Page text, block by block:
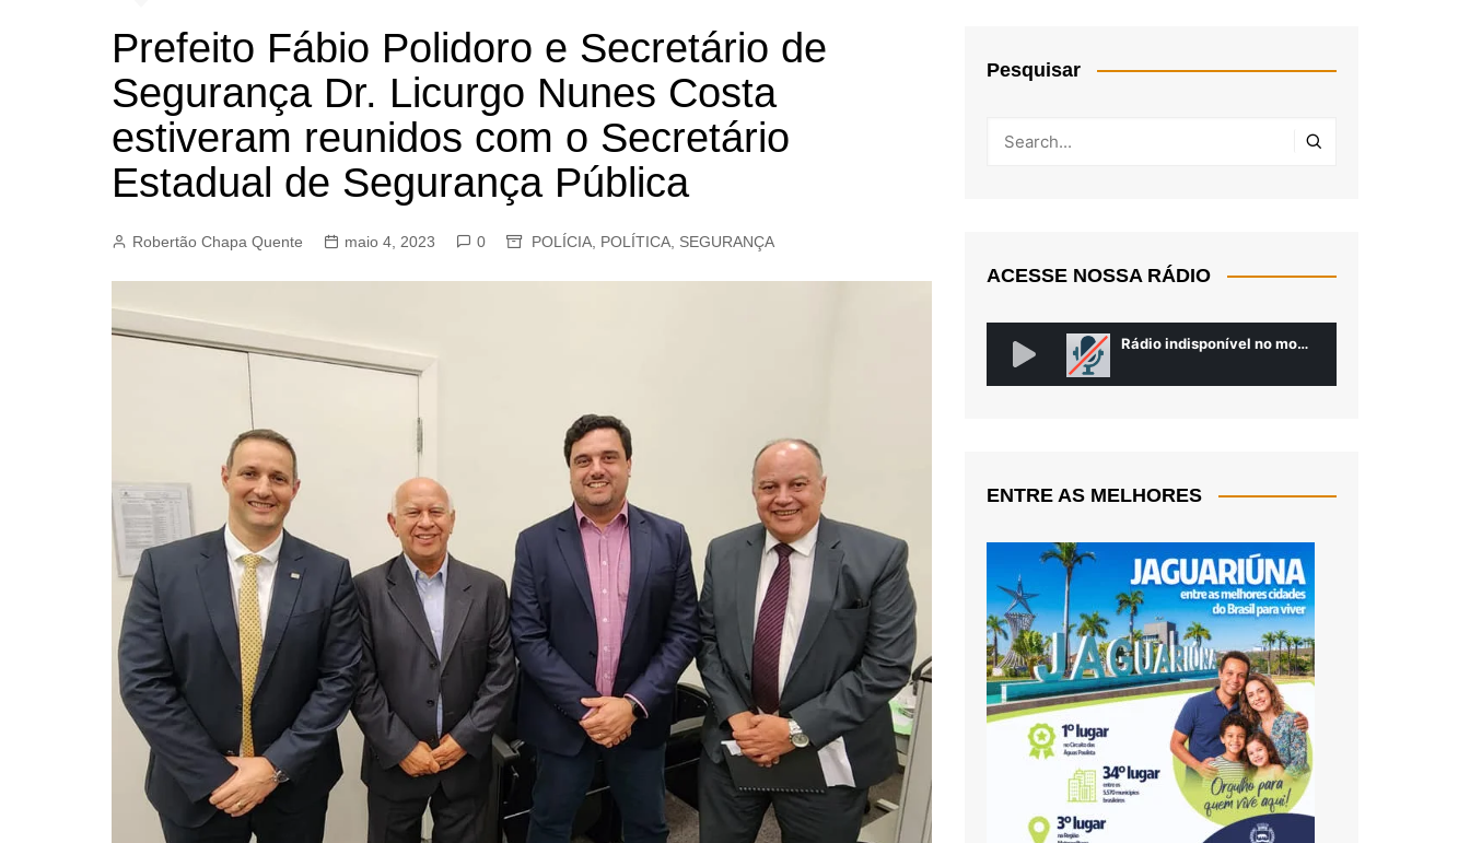
CAMPINAS
ESTIVA GERBI
JAGUARIÚNA
LIMEIRA
MOGI GUAÇU
RIBEIRÃO PRETO
Prefeito Fábio Polidoro e Secretário de
Segurança Dr. Licurgo Nunes Costa
estiveram reunidos com o Secretário
Estadual de Segurança Pública
Robertão Chapa Quente maio 4, 2023 0 POLÍCIA POLÍTICA SEGURANÇA
Pesquisar
ACESSE NOSSA RÁDIO
ENTRE AS MELHORES